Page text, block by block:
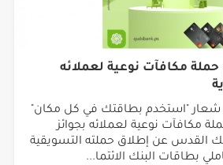
مكافآت نوعية لعملائه
"استخدم بطاقتك في كل مكان"
مكافآت نوعية لعملائه بجوائز
القدس عن إطلاق حملته التسويقية
بطاقات البنك الائتما...